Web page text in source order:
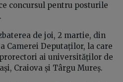
concursul pentru posturile
de joi, 2 martie, din
Camerei Deputaților, la care
ai universităților de
Craiova și Târgu Mureș.